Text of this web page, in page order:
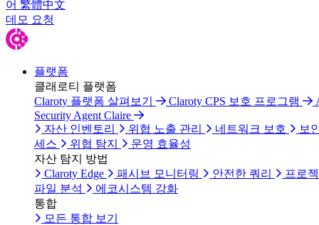
어 繁體中文
데모 요청
플랫폼
클래로티 플랫폼
Claroty 플랫폼 살펴보기
Claroty CPS 보호 프로그램
Security Agent Claire
자산 인벤토리
위협 노출 관리 네트워크 보호
보
세스
위협 탐지
운영 효율성
자산 탐지 방법
Claroty Edge
패시브 모니터링 안전한 쿼리
프로
파일 분석
에코시스템 강화
통합
모든 통합 보기